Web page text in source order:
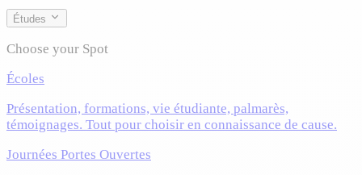
Études
Choose your Spot
Écoles
Présentation, formations, vie étudiante, palmarès,
témoignages. Tout pour choisir en connaissance de cause.
Journées Portes Ouvertes